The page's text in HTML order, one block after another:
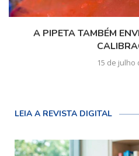
A PIPETA TAMBÉM
15 de julho
LEIA A REVISTA DIGITAL